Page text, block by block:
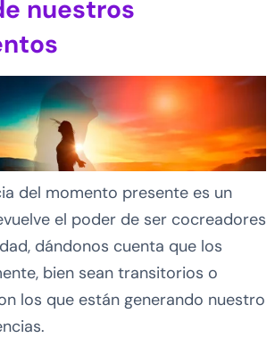
nuestros
del momento presente es un
el poder de ser cocreadores
dándonos cuenta que los
bien sean transitorios o
los que están generando nuestro